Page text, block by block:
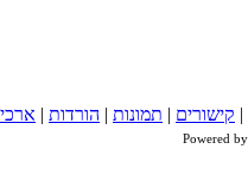
| קישורים | תמונות | הורדות |
Powered